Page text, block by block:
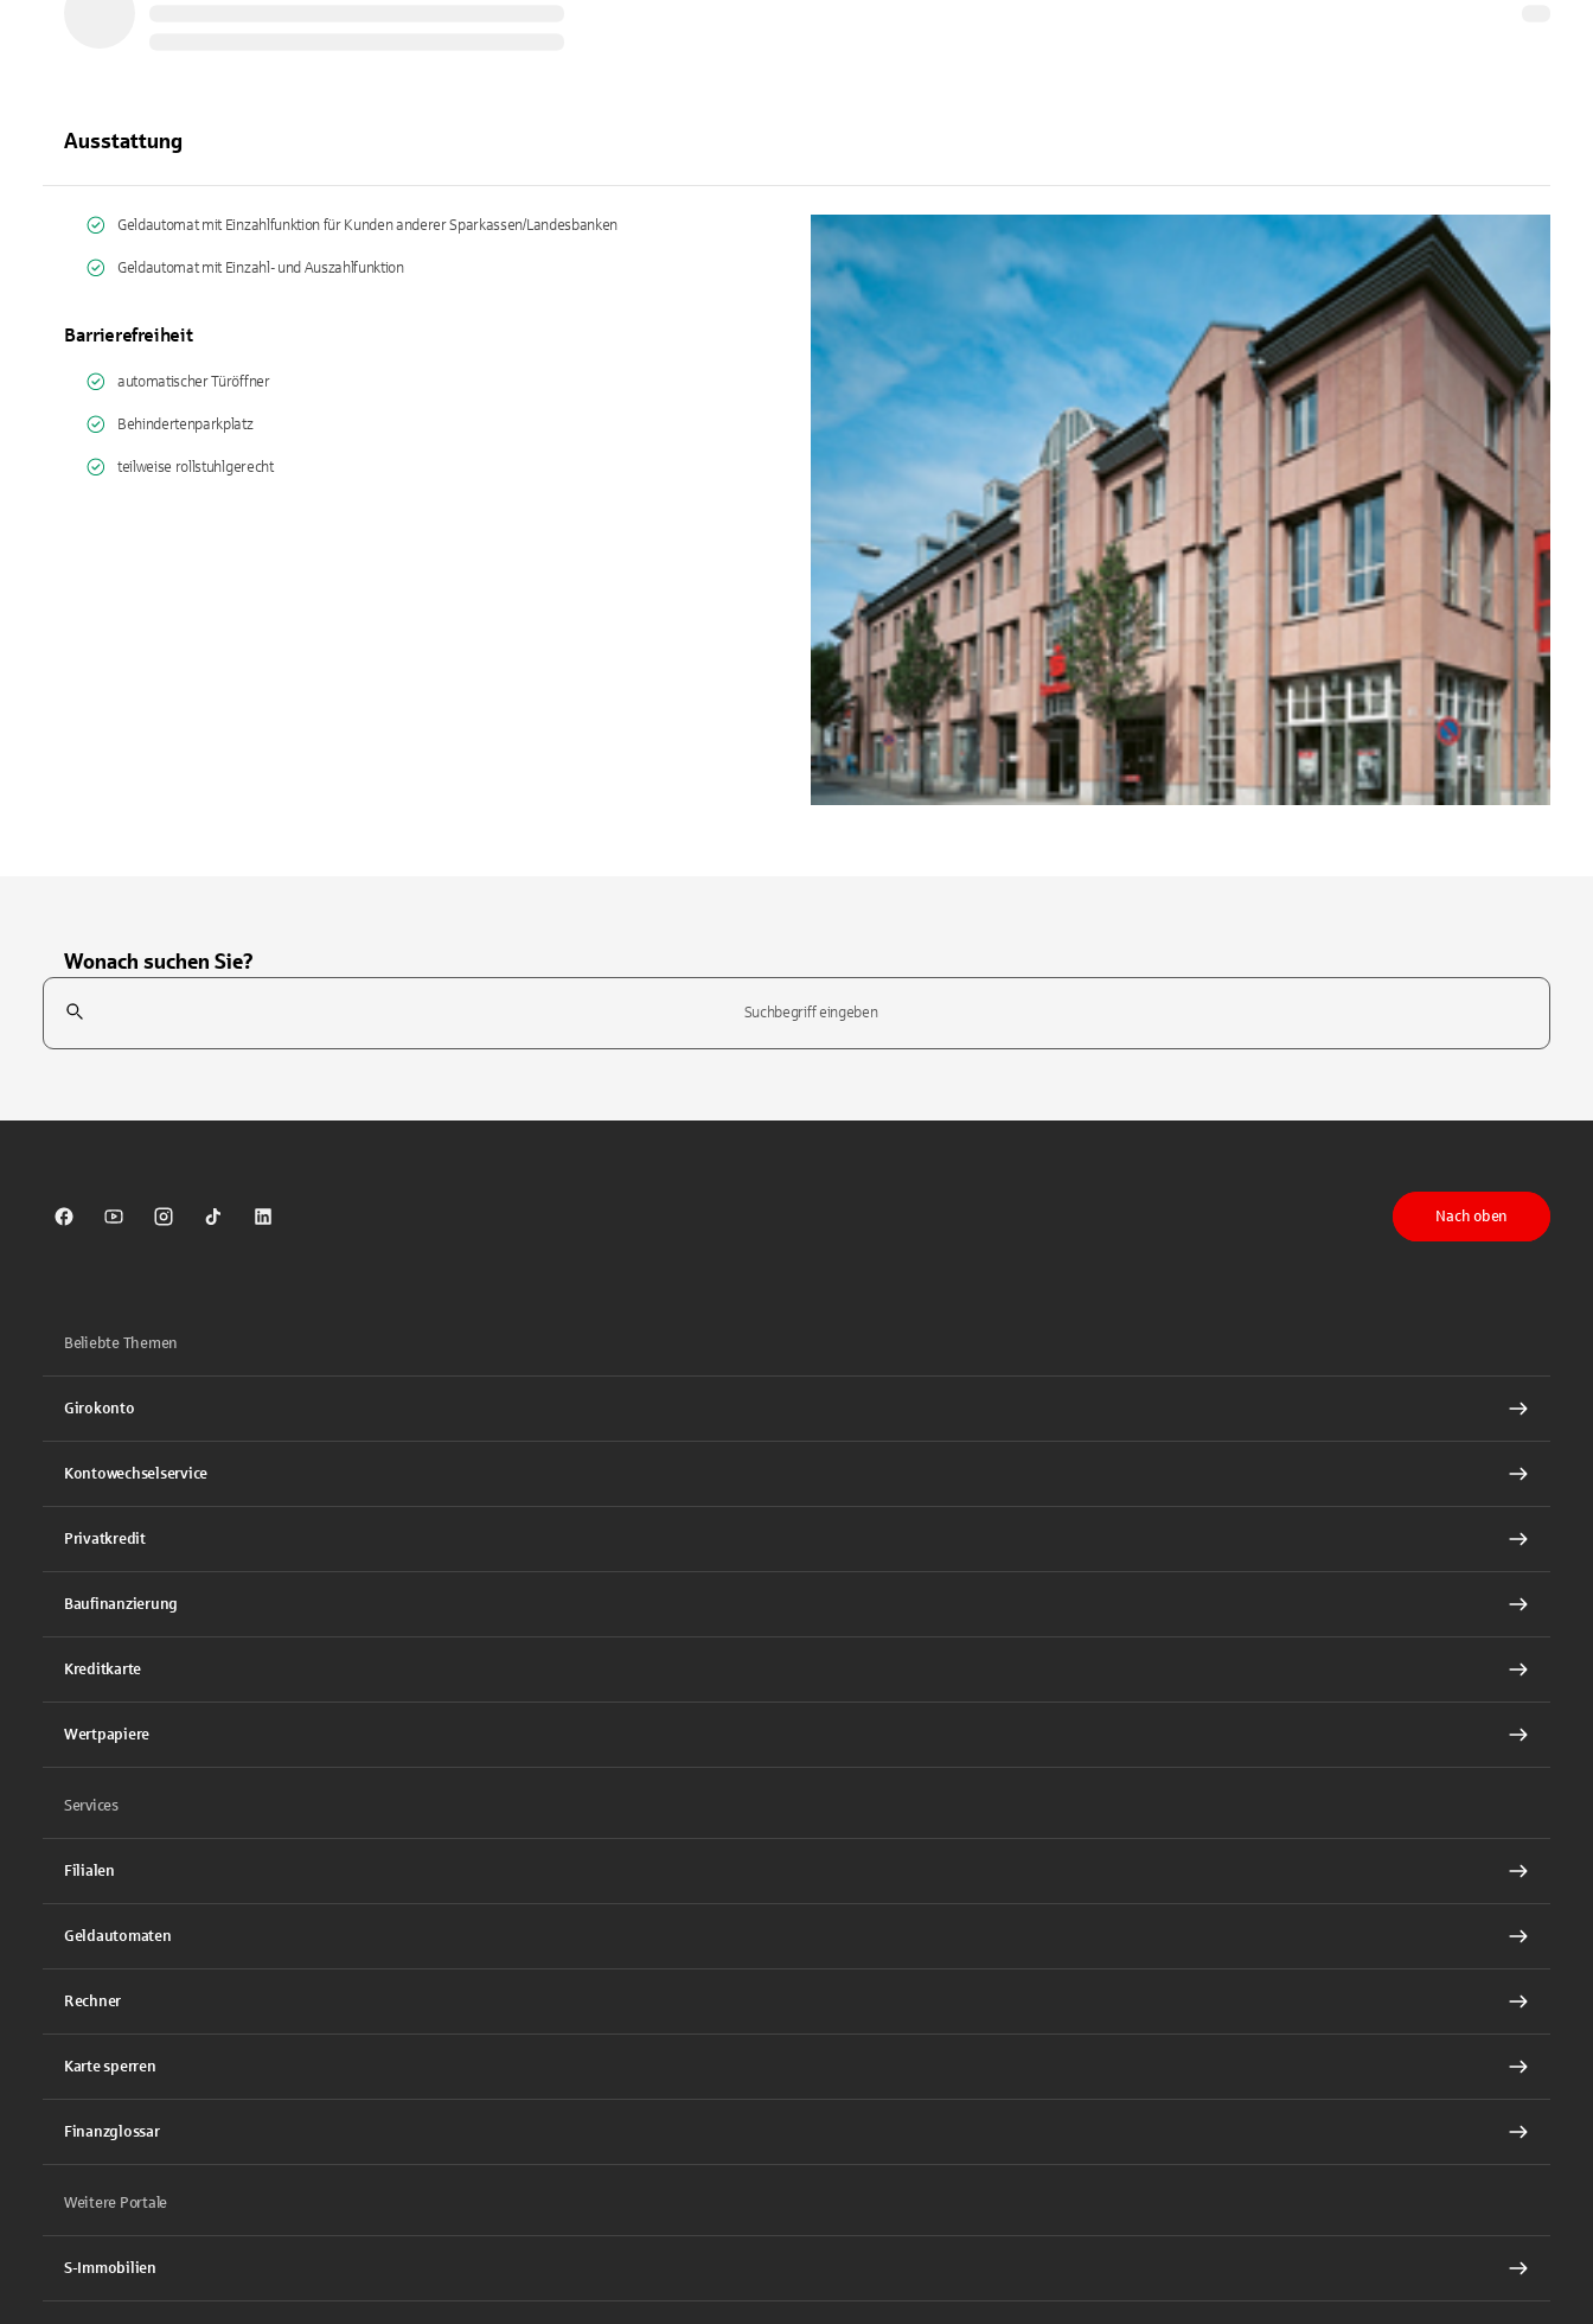
Ausstattung
Geldautomat mit Einzahlfunktion für Kunden anderer Sparkassen/Landesbanken
Geldautomat mit Einzahl- und Auszahlfunktion
Barrierefreiheit
automatischer Türöffner
Behindertenparkplatz
teilweise rollstuhlgerecht
Wonach suchen Sie?
Suchfeld
Sparkasse auf Facebook
Sparkasse auf Youtube
Sparkasse auf Instagram
Sparkasse auf TikTok
Sparkasse auf LinkedIn
Nach oben
Beliebte Themen
Girokonto
Kontowechselservice
Privatkredit
Baufinanzierung
Kreditkarte
Wertpapiere
Services
Filialen
Geldautomaten
Rechner
Karte sperren
Finanzglossar
Weitere Portale
S-Immobilien